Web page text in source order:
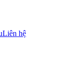
Liên hệ